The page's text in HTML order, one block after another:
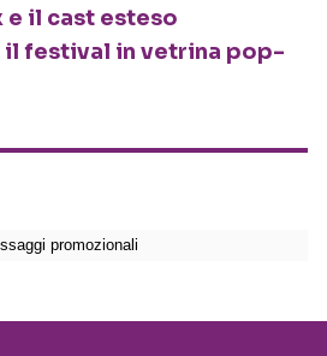
e il cast esteso
festival in vetrina pop-